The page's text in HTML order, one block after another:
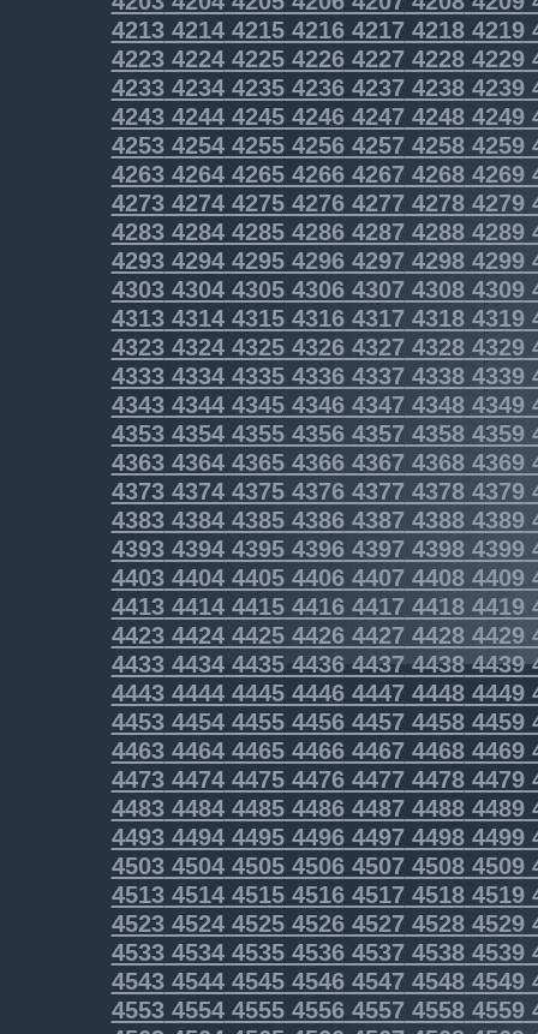
4213421442154216421742184219
4223422442254226422742284229
4233423442354236423742384239
4243424442454246424742484249
4253425442554256425742584259
4263426442654266426742684269
4273427442754276427742784279
4283428442854286428742884289
4293429442954296429742984299
4303430443054306430743084309
43134314431543164317 43184319
43234324432543264327 43284329
43334334433543364337 43384339
4343434443454346434743484349
4353435443554356435743584359
43634364436543664367 43684369
43734374437543764377 43784379
43834384438543864387 43884389
43934394439543964397 43984399
44034404440544064407 44084409
44134414441544164417 44184419
44234424442544264427 44284429
4433443444354436443744384439
4443444444454446444744484449
4453445444554456445744584459
4463446444654466446744684469
4473447444754476447744784479
4483448444854486448744884489
4493449444954496449744984499
4503450445054506450745084509
4513451445154516451745184519
4523452445254526452745284529
4533453445354536453745384539
4543454445454546454745484549
4553455445554556455745584559